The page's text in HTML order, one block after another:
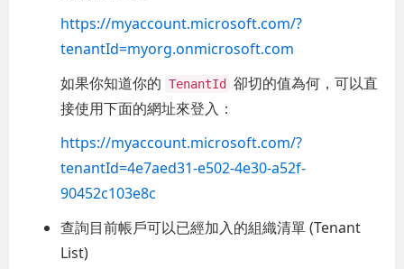
https://myaccount.microsoft.com/?
tenantId=myorg.onmicrosoft.com
如果你知道你的 TenantId
卻切的值為何，可以直
接使用下面的網址來登入：
https://myaccount.microsoft.com/?
tenantId=4e7aed31-e502-4e30-a52f-
90452c103e8c
查詢目前帳戶可以已經加入的組織清單 (Tenant
List)